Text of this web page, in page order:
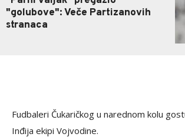
"golubove": Veče Partizanovih
stranaca
Fudbaleri Čukaričkog u narednom kolu
Inđija ekipi Vojvodine.